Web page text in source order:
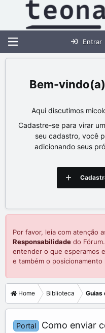
Entrar
Aqui discutimos
Cadastre-se para virar
seu cadastro, você
adicionando seus
Por favor, leia com atenção
Responsabilidade do
entender o que esperamos
e também o posicionamento
Home Biblioteca Guias
Portal
Como enviar